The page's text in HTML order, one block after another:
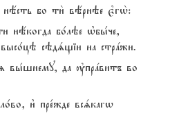
бо ти2 вёрнэе є3гw2:
бо1лэе њбы1че,
высо1цэ сэдsщіи на стрaжи.
вы1шнему, да ўпрaвитъ во
и3 пре1жде всsкагw